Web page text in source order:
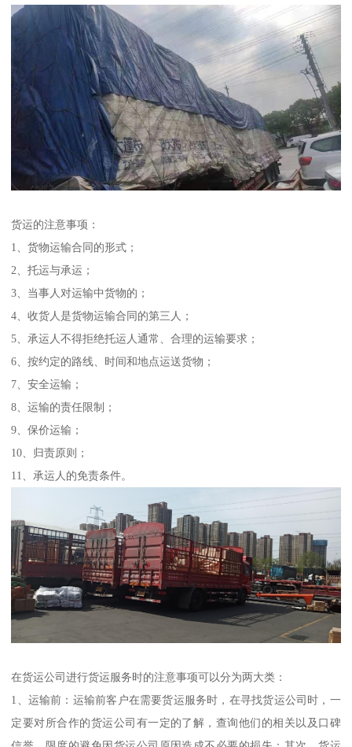
货运的注意事项：
1、货物运输合同的形式；
2、托运与承运；
3、当事人对运输中货物的；
4、收货人是货物运输合同的第三人；
5、承运人不得拒绝托运人通常、合理的运输要求；
6、按约定的路线、时间和地点运送货物；
7、安全运输；
8、运输的责任限制；
9、保价运输；
10、归责原则；
11、承运人的免责条件。
在货运公司进行货运服务时的注意事项可以分为两大类：
1、运输前：运输前客户在需要货运服务时，在寻找货运公司时，一
定要对所合作的货运公司有一定的了解，查询他们的相关以及口碑